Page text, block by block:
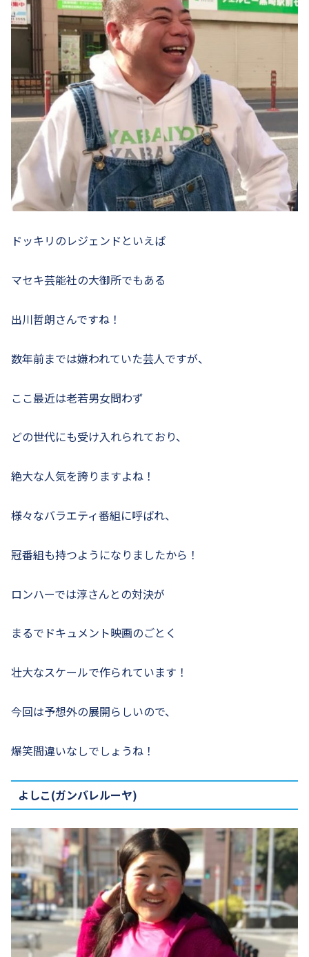
ドッキリのレジェンドといえば
マセキ芸能社の大御所でもある
出川哲朗さんですね！
数年前までは嫌われていた芸人ですが、
ここ最近は老若男女問わず
どの世代にも受け入れられており、
絶大な人気を誇りますよね！
様々なバラエティ番組に呼ばれ、
冠番組も持つようになりましたから！
ロンハーでは淳さんとの対決が
まるでドキュメント映画のごとく
壮大なスケールで作られています！
今回は予想外の展開らしいので、
爆笑間違いなしでしょうね！
よしこ(ガンバレルーヤ)